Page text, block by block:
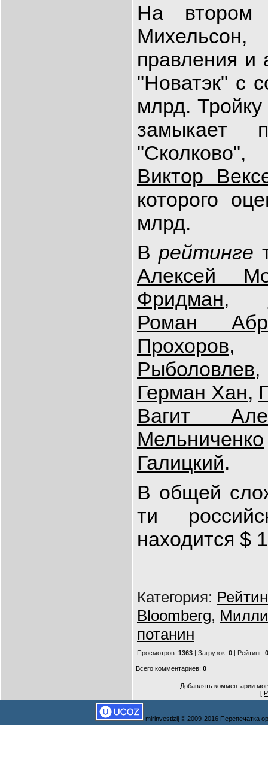
На втором
правления и
"Новатэк" с
млрд.
замыкает
"Сколково",
Виктор
которого
млрд.
Врейтинге
Алексей
Фридман,
Роман
Прохоров
Рыболовлев
Герман Хан,
Вагит
Мельниченко
Галицкий.
В общей
ти
находится $
Категория:
Bloomberg,
потанин
Просмотров: 1363 | Загрузок: 0 | Рейтинг:
Всего комментариев: 0
Добавлять комментарии
[
mirinvestizij © 2009-2016 Перепечатка